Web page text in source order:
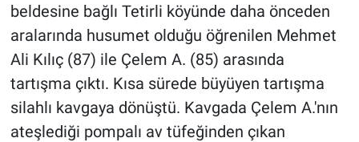
beldesine bağlı Tetirli köyünde daha önceden
aralarında husumet olduğu öğrenilen Mehmet
Ali Kılıç (87) ile Çelem A. (85) arasında
tartışma çıktı. Kısa sürede büyüyen tartışma
silahlı kavgaya dönüştü. Kavgada Çelem A.'nın
ateşlediği pompalı av tüfeğinden çıkan